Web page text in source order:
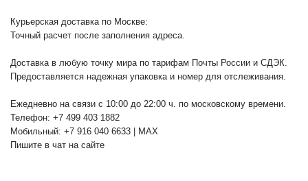
Курьерская доставка по Москве:
Точный расчет после заполнения адреса.
Доставка в любую точку мира по тарифам Почты России и СДЭК.
Предоставляется надежная упаковка и номер для отслеживания.
Ежедневно на связи с 10:00 до 22:00 ч. по московскому времени.
Телефон: +7 499 403 1882
Мобильный: +7 916 040 6633 | MAX
Пишите в чат на сайте